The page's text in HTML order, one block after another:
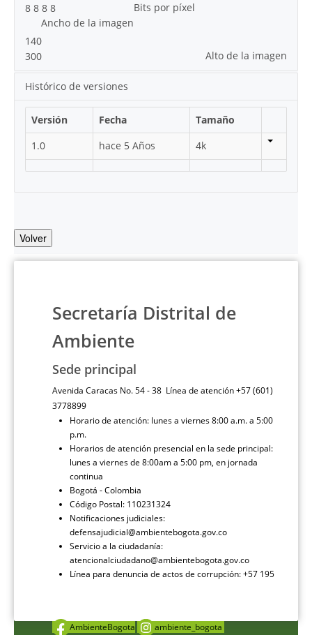
Bits por píxel
8 8 8 8
Ancho de la imagen
140
Alto de la imagen
300
Histórico de versiones
Versión Fecha
Tamaño
1.0
hace 5 Años 4k
Volver
Secretaría Distrital de
Ambiente
Sede principal
Avenida Caracas No. 54 - 38 Línea de atención +57 (601)
3778899
Horario de atención: lunes a viernes 8:00 a.m. a 5:00
p.m.
Horarios de atención presencial en la sede principal:
lunes a viernes de 8:00am a 5:00 pm, en jornada
continua
Bogotá - Colombia
Código Postal: 110231324
Notificaciones judiciales:
defensajudicial@ambientebogota.gov.co
Servicio a la ciudadanía:
atencionalciudadano@ambientebogota.gov.co
Línea para denuncia de actos de corrupción: +57 195
AmbienteBogota ambiente_bogota